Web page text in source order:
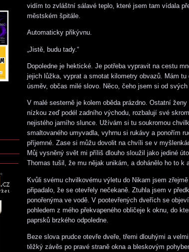
vidím to zvláštní sálavé teplo, které jsem tam vídala
městském špitále.
Automaticky přikývnu.
„Jistě, budu tady.“
Dopoledne je hektické. Je potřeba vypravit na cestu
jejich lůžka, vyprat a smotat kilometry obvazů. Mám
úsměv, občas milé slovo. Něco, čeho jsem si od
V malé sesterně je kolem oběda prázdno. Ostatní
nízkou zeď podél zadního východu, rozbalují své
nejistého jarního slunce. Užívám si tu soukromou
smaltovaného umyvadla, vyhrnu si rukávy a ponořím
příjemné. Zase si můžu dovolit na chvíli se v
Můj vysněný svět mi příliš dlouho sloužil jako jediné
Thomas tušil, že mu nějak unikám, a dohánělo ho to k
Kvůli svému chvilkovému výletu do Nikam jsem
připadalo, že se otevřely nečekaně. Ztuhla jsem v
ponořenýma ve vodě. V pootevřených dveřích se
pohledem z mého překvapeného obličeje k oknu, do
paprsků brzkého odpoledne.
Beze slova prudce otevře dveře, třemi dlouhými a
těžký závěs po pravé straně okna a bleskovým